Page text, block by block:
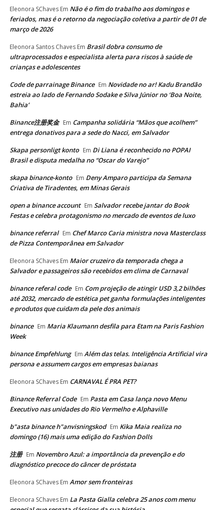
Eleonora SChaves Em Não é o fim do trabalho aos domingos e
feriados, mas é o retorno da negociação coletiva a partir de 01 de
março de 2026
Eleonora Santos Chaves Em Brasil dobra consumo de
ultraprocessados e especialista alerta para riscos à saúde de
crianças e adolescentes
Code de parrainage Binance Em Novidade no ar! Kadu Brandão
estreia ao lado de Fernando Sodake e Silva Júnior no ‘Boa Noite,
Bahia’
Binance注册奖金 Em Campanha solidária “Mãos que acolhem”
entrega donativos para a sede do Nacci, em Salvador
Skapa personligt konto Em Di Liana é reconhecido no POPAI
Brasil e disputa medalha no “Oscar do Varejo”
skapa binance-konto Em Deny Amparo participa da Semana
Criativa de Tiradentes, em Minas Gerais
open a binance account Em Salvador recebe jantar do Book
Festas e celebra protagonismo no mercado de eventos de luxo
binance referral Em Chef Marco Caria ministra nova Masterclass
de Pizza Contemporânea em Salvador
Eleonora SChaves Em Maior cruzeiro da temporada chega a
Salvador e passageiros são recebidos em clima de Carnaval
binance referal code Em Com projeção de atingir USD 3,2 bilhões
até 2032, mercado de estética pet ganha formulações inteligentes
e produtos que cuidam da pele dos animais
binance Em Maria Klaumann desfila para Etam na Paris Fashion
Week
binance Empfehlung Em Além das telas. Inteligência Artificial vira
persona e assumem cargos em empresas baianas
Eleonora SChaves Em CARNAVAL É PRA PET?
Binance Referral Code Em Pasta em Casa lança novo Menu
Executivo nas unidades do Rio Vermelho e Alphaville
b"asta binance h"anvisningskod Em Kika Maia realiza no
domingo (16) mais uma edição do Fashion Dolls
注册 Em Novembro Azul: a importância da prevenção e do
diagnóstico precoce do câncer de próstata
Eleonora SChaves Em Amor sem fronteiras
Eleonora SChaves Em La Pasta Gialla celebra 25 anos com menu